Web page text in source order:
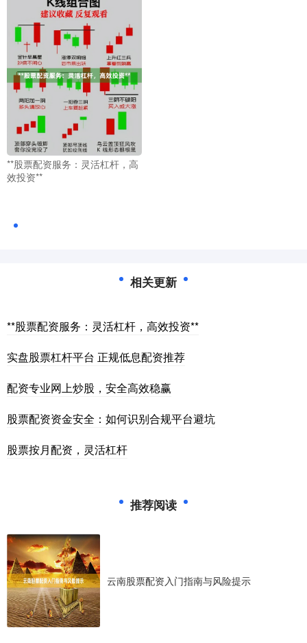
**股票配资服务：灵活杠杆，高
效投资**
相关更新
**股票配资服务：灵活杠杆，高效投资**
实盘股票杠杆平台 正规低息配资推荐
配资专业网上炒股，安全高效稳赢
股票配资资金安全：如何识别合规平台避坑
股票按月配资，灵活杠杆
推荐阅读
云南股票配资入门指南与风险提示